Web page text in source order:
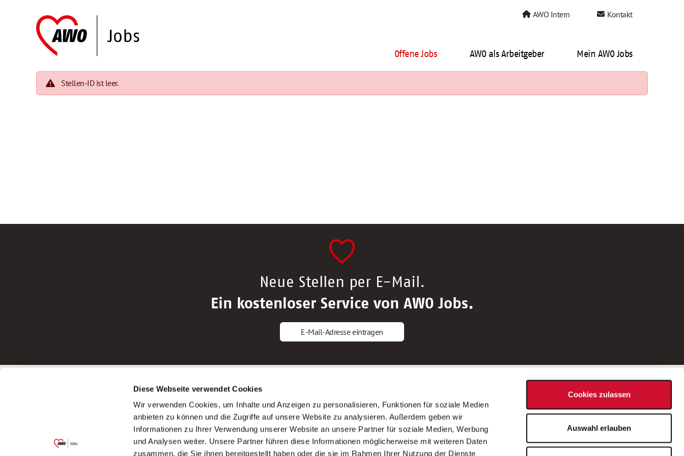
Diese Webseite verwendet Cookies
Wir verwenden Cookies, um Inhalte und Anzeigen zu personalisieren, Funktionen für soziale Medien
anbieten zu können und die Zugriffe auf unsere Website zu analysieren. Außerdem geben wir
Informationen zu Ihrer Verwendung unserer Website an unsere Partner für soziale Medien, Werbung
und Analysen weiter. Unsere Partner führen diese Informationen möglicherweise mit weiteren Daten
zusammen, die Sie ihnen bereitgestellt haben oder die sie im Rahmen Ihrer Nutzung der Dienste
Cookies zulassen
Auswahl erlauben
AWO Intern Kontakt
Offene Jobs AWO als Arbeitgeber Mein AWO Jobs
Stellen-ID ist leer.
Neue Stellen per E-Mail.
Ein kostenloser Service von AWO Jobs.
E-Mail-Adresse eintragen
Garitz Bewirtschaftungsbetriebe GmbH
(Ein Tochterunternehmen des AWO
Bezirksverbandes Unterfranken e.V.)
Bewerbungstipps
Bewerbung als Altenpfleger*in
Bewerbung als Krankenpfleger*in
Bewerbung als Altenpflegehelfer*in
Bewerbung als Erzieher*in
AWO Gliederungen nach Bundesland
Stellenangebote nach Bundesländern
Sitemap
Impressum
Datenschutz
Bei Fragen zu einer Stellenausschreibung
wenden Sie sich bitte an die*den in der
Stellenausschreibung genannte*n